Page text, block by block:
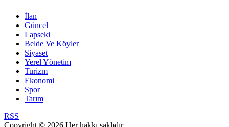
İlan
Güncel
Lapseki
Belde Ve Köyler
Siyaset
Yerel Yönetim
Turizm
Ekonomi
Spor
Tarım
RSS